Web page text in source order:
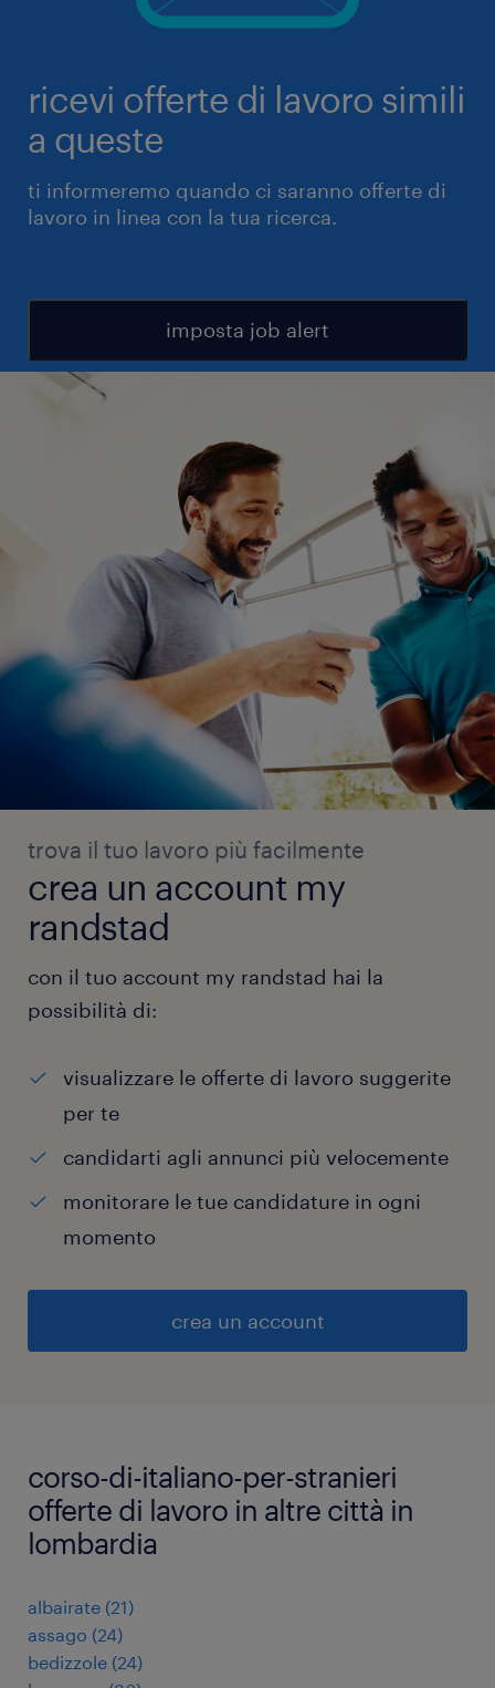
ricevi offerte di lavoro simili
a queste
ti informeremo quando ci saranno offerte di
lavoro in linea con la tua ricerca.
imposta job alert
trova il tuo lavoro più facilmente
crea un account my
randstad
con il tuo account my randstad hai la
possibilità di:
visualizzare le offerte di lavoro suggerite
per te
candidarti agli annunci più velocemente
monitorare le tue candidature in ogni
momento
crea un account
corso-di-italiano-per-stranieri
offerte di lavoro in altre città in
lombardia
albairate (21)
assago (24)
bedizzole (24)